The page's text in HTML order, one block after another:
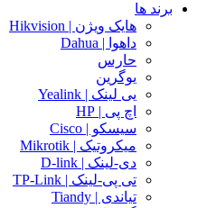
برند ها
هایک ویژن | Hikvision
داهوا | Dahua
حارس
یوگرین
یی لینک | Yealink
اچ پی | HP
سیسکو | Cisco
میکروتیک | Mikrotik
دی-لینک | D-link
تی پی-لینک | TP-Link
تیاندی | Tiandy